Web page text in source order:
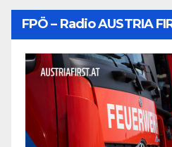
FPÖ – Radio AUSTRIA